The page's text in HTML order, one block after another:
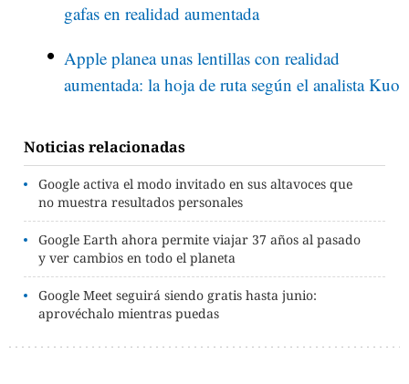
gafas en realidad aumentada
Apple planea unas lentillas con realidad
aumentada: la hoja de ruta según el analista Kuo
Noticias relacionadas
Google activa el modo invitado en sus altavoces que
no muestra resultados personales
Google Earth ahora permite viajar 37 años al pasado
y ver cambios en todo el planeta
Google Meet seguirá siendo gratis hasta junio:
aprovéchalo mientras puedas